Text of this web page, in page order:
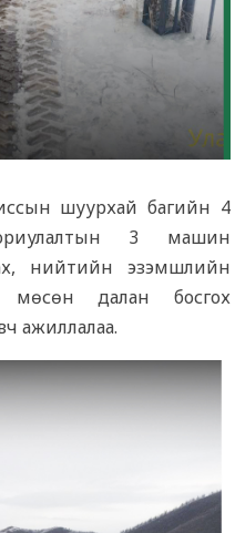
шуурхай багийн 4
3 машин
нийтийн эзэмшлийн
мөсөн далан босгох
ажиллалаа.